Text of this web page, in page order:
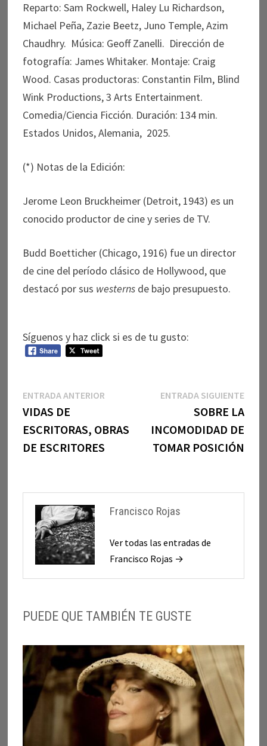
Reparto: Sam Rockwell, Haley Lu Richardson,
Michael Peña, Zazie Beetz, Juno Temple, Azim
Chaudhry. Música: Geoff Zanelli. Dirección de
fotografía: James Whitaker. Montaje: Craig
Wood. Casas productoras: Constantin Film, Blind
Wink Productions, 3 Arts Entertainment.
Comedia/Ciencia Ficción. Duración: 134 min.
Estados Unidos, Alemania, 2025.
(*) Notas de la Edición:
Jerome Leon Bruckheimer (Detroit, 1943) es un
conocido productor de cine y series de TV.
Budd Boetticher (Chicago, 1916) fue un director
de cine del período clásico de Hollywood, que
destacó por sus westernsde bajo presupuesto.
Síguenos y haz click si es de tu gusto:
Navegación
de
entradas
ENTRADA ANTERIOREntrada
VIDAS DE
ESCRITORAS, OBRAS
DE ESCRITORES
ENTRADA SIGUIENTE
SOBRE LA
INCOMODIDAD DE
TOMAR POSICIÓN
Francisco Rojas
Ver todas las entradas de
Francisco Rojas →
PUEDE QUE TAMBIÉN TE GUSTE